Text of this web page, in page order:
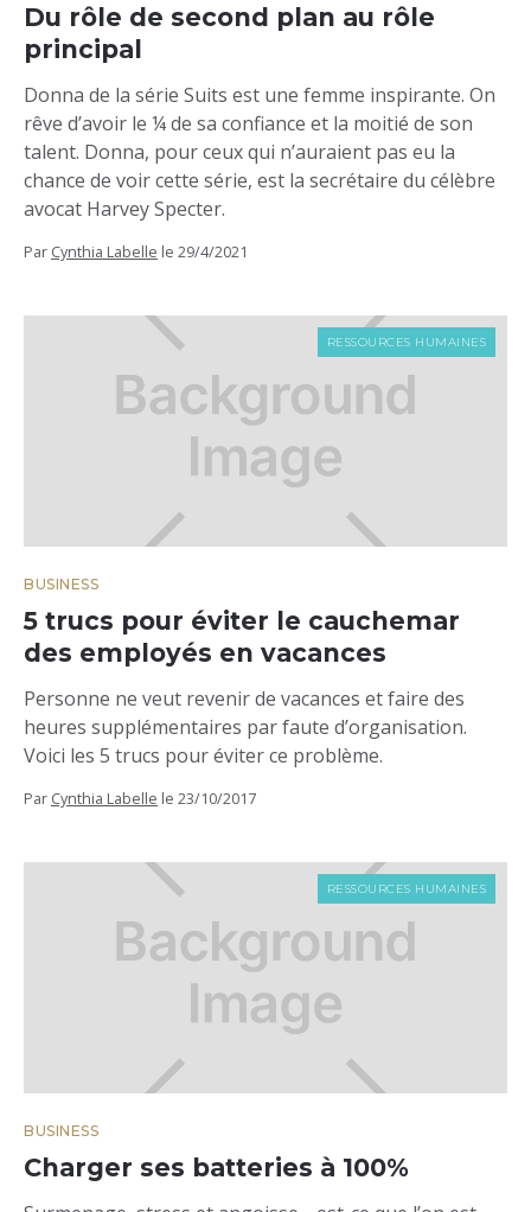
Du rôle de second plan au rôle
principal
Donna de la série Suits est une femme inspirante. On
rêve d’avoir le ¼ de sa confiance et la moitié de son
talent. Donna, pour ceux qui n’auraient pas eu la
chance de voir cette série, est la secrétaire du célèbre
avocat Harvey Specter.
Par Cynthia Labelle le 29/4/2021
RESSOURCES HUMAINES
BUSINESS
5 trucs pour éviter le cauchemar
des employés en vacances
Personne ne veut revenir de vacances et faire des
heures supplémentaires par faute d’organisation.
Voici les 5 trucs pour éviter ce problème.
Par Cynthia Labelle le 23/10/2017
RESSOURCES HUMAINES
BUSINESS
Charger ses batteries à 100%